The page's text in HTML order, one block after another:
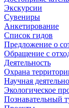
Экскурсии
Сувениры
Анкетирование
Список гидов
Предложение о
Обращение с
Деятельность
Охрана
Научная
Экологическое
Познавательный